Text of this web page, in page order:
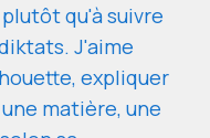
qu'à suivre
J'aime
expliquer
matière, une